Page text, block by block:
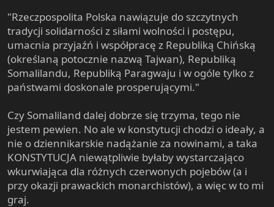
"Rzeczpospolita Polska nawiązuje do szczytnych
tradycji solidarności z siłami wolności i postępu,
umacnia przyjaźń i współpracę z Republiką Chińską
(określaną potocznie nazwą Tajwan), Republiką
Somalilandu, Republiką Paragwaju i w ogóle tylko z
państwami doskonale prosperującymi."
Czy Somaliland dalej dobrze się trzyma, tego nie
jestem pewien. No ale w konstytucji chodzi o ideały, a
nie o dziennikarskie nadążanie za nowinami, a taka
KONSTYTUCJA niewątpliwie byłaby wystarczająco
wkurwiająca dla różnych czerwonych pojebów (a i
przy okazji prawackich monarchistów), a więc w to mi
graj.